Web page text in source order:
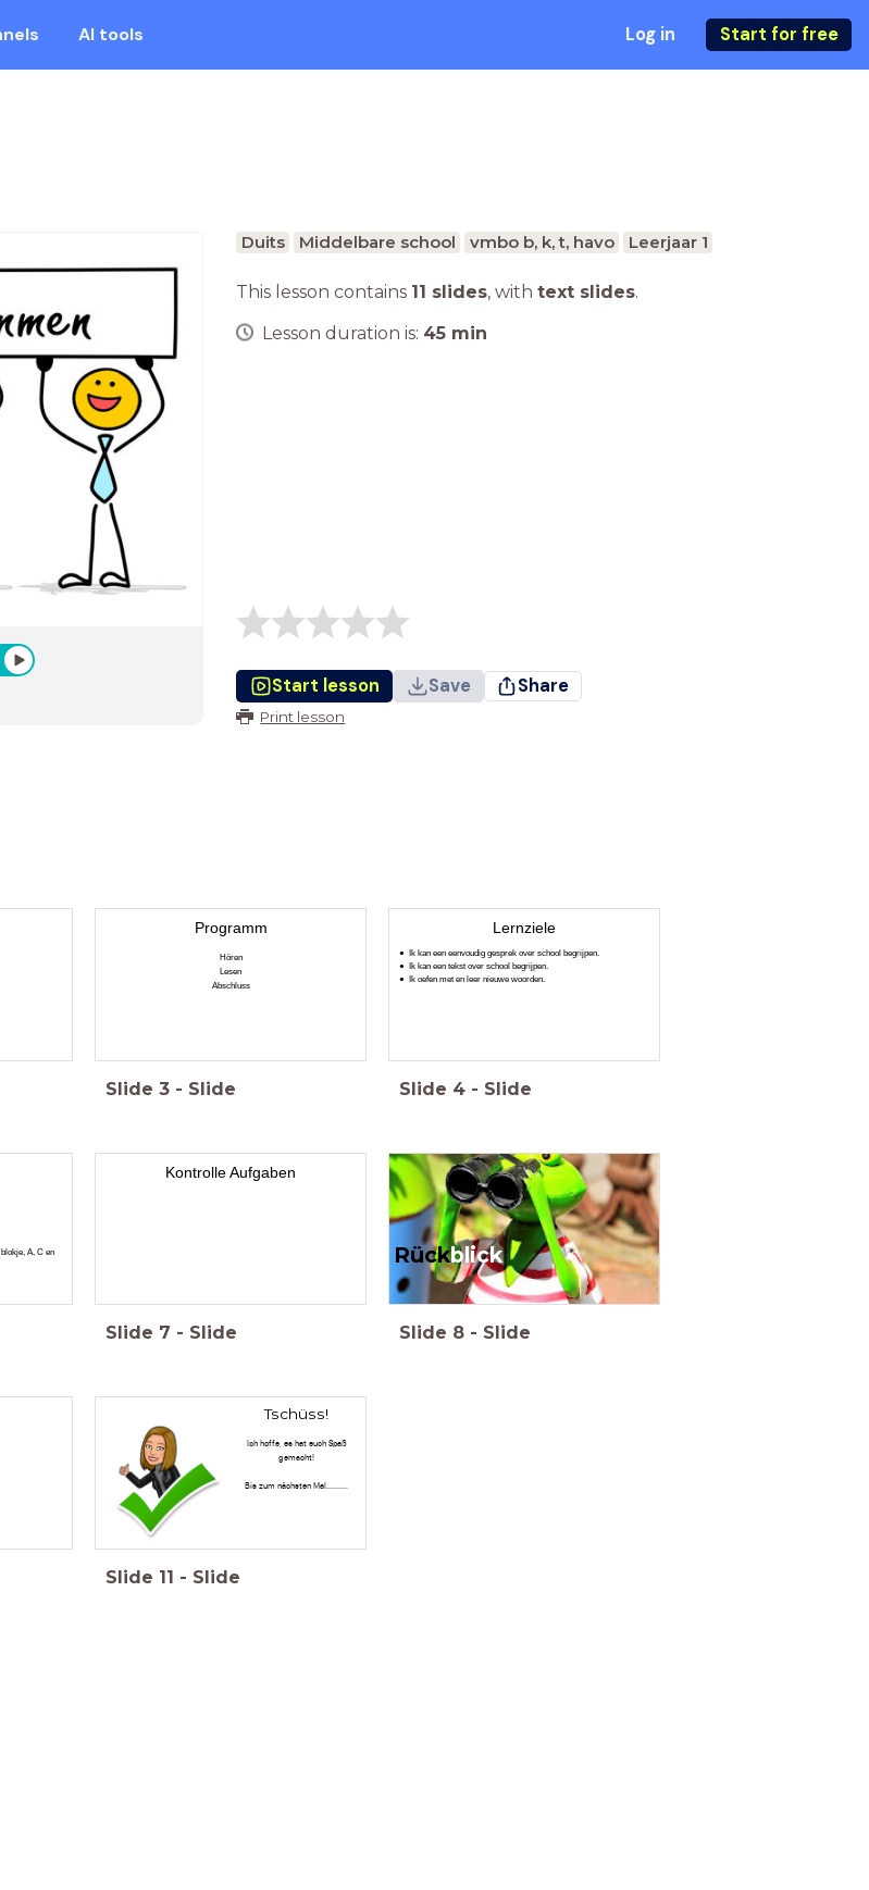
AI tools Log in Start for free
Duits Middelbare school vmbo b, k, t, havo Leerjaar 1
This lesson contains 11 slides, with text slides.
Lesson duration is: 45 min
Start lesson Save Share
Print lesson
Programm
Hören
Lesen
Abschluss
Slide 3 - Slide
Lernziele
Ik kan een eenvoudig gesprek over school begrijpen.
Ik kan een tekst over school begrijpen.
Ik oefen met en leer nieuwe woorden.
Slide 4 - Slide
A, C en
Kontrolle Aufgaben
Slide 7 - Slide
Rückblick
Slide 8 - Slide
Tschüss!
Ich hoffe, es hat euch Spaß
gemacht!
Bis zum nächsten Mal..........
Slide 11 - Slide